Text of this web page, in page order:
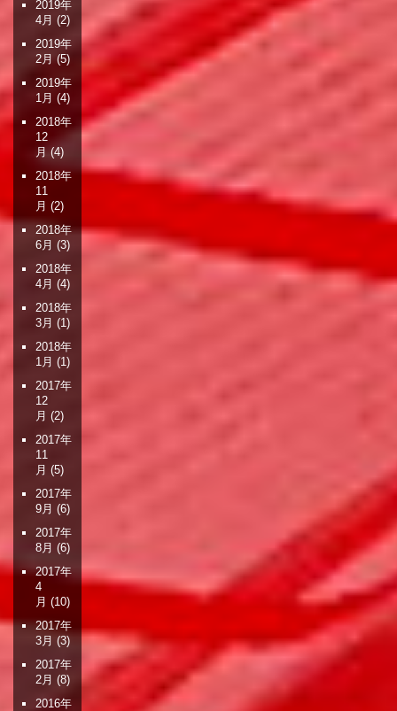
2019年
4月 (2)
2019年
2月 (5)
2019年
1月 (4)
2018年
12
月 (4)
2018年
11
月 (2)
2018年
6月 (3)
2018年
4月 (4)
2018年
3月 (1)
2018年
1月 (1)
2017年
12
月 (2)
2017年
11
月 (5)
2017年
9月 (6)
2017年
8月 (6)
2017年
4
月 (10)
2017年
3月 (3)
2017年
2月 (8)
2016年